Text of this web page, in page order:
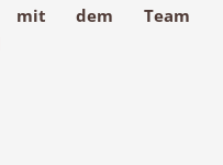
mit dem Team